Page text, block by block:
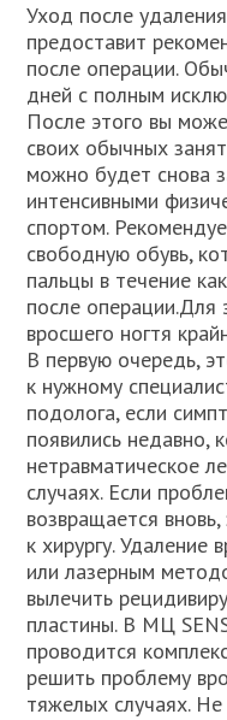
Уход после
предоставит
после операции.
дней с полным
После этого вы
своих обычных
можно будет снова
интенсивными
спортом.
свободную обувь,
пальцы в течение
после операции.Для
вросшего ногтя
В первую очередь,
к нужному
подолога, если
появились недавно,
нетравматическое
случаях. Если
возвращается
к хирургу. Удаление
или лазерным
вылечить
пластины. В МЦ
проводится
решить проблему
тяжелых случаях.